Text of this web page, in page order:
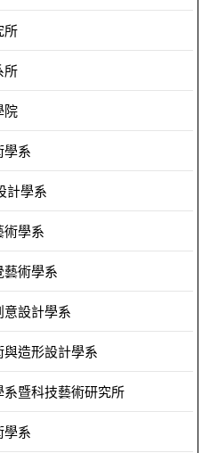
所
所
院
學系
計學系
術學系
藝術學系
意設計學系
與造形設計學系
暨科技藝術研究所
學系